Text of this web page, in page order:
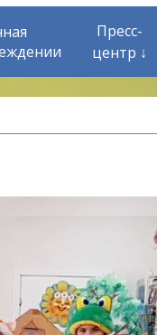
Пресс-
центр ↓